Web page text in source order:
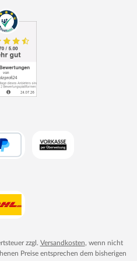
zzgl. Versandkosten, wenn nicht
Preise entsprechen dem bisherigen